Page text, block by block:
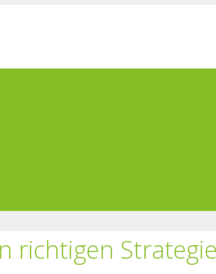
richtigen